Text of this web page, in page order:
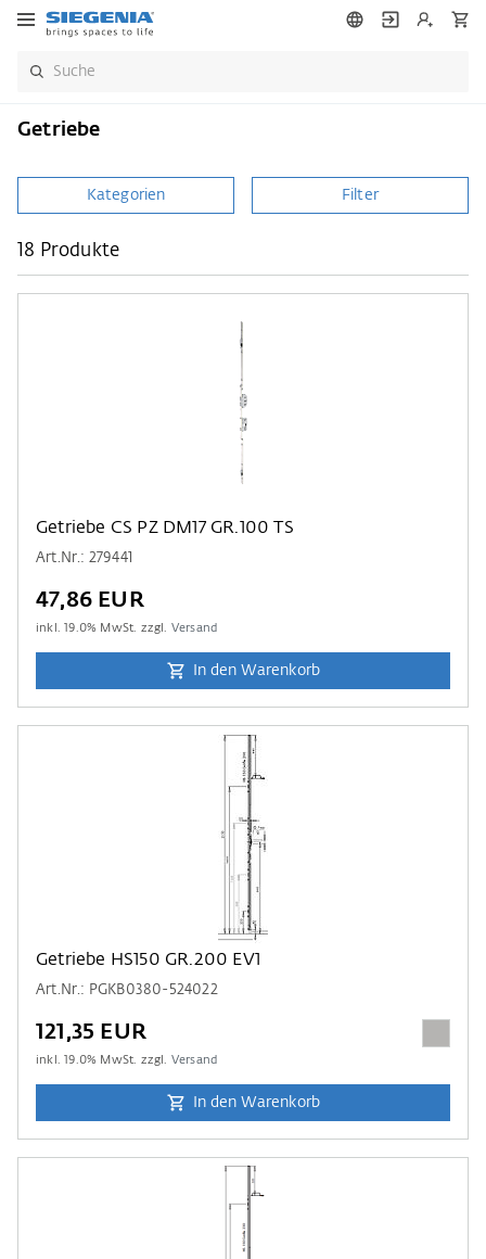
Getriebe
Kategorien Filter
18 Produkte
Getriebe CS PZ DM17 GR.100 TS
Art.Nr.: 279441
47,86 EUR
inkl.19.0% MwSt. zzgl. Versand
In den Warenkorb
Getriebe HS150 GR.200 EV1
Art.Nr.: PGKB0380-524022
121,35 EUR
inkl.19.0% MwSt. zzgl. Versand
In den Warenkorb